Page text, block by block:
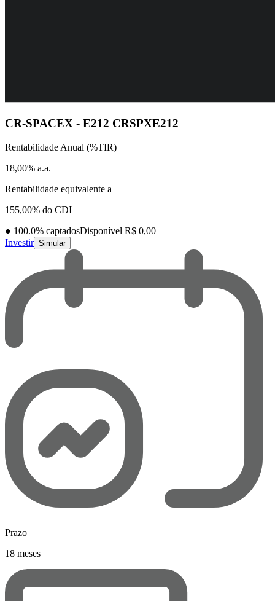
CR-SPACEX - E212 CRSPXE212
Rentabilidade Anual (%TIR)
18,00% a.a.
Rentabilidade equivalente a
155,00% do CDI
● 100.0% captadosDisponível R$ 0,00
Investir Simular
Prazo
18 meses